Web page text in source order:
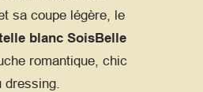
sa coupe légère, le
blanc SoisBelle
romantique, chic
dressing.